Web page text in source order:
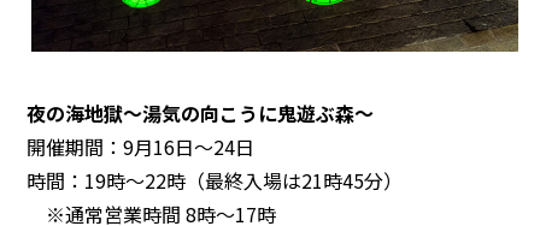
夜の海地獄～湯気の向こうに鬼遊ぶ森～
開催期間：9月16日～24日
時間：19時～22時（最終入場は21時45分）
※通常営業時間 8時～17時